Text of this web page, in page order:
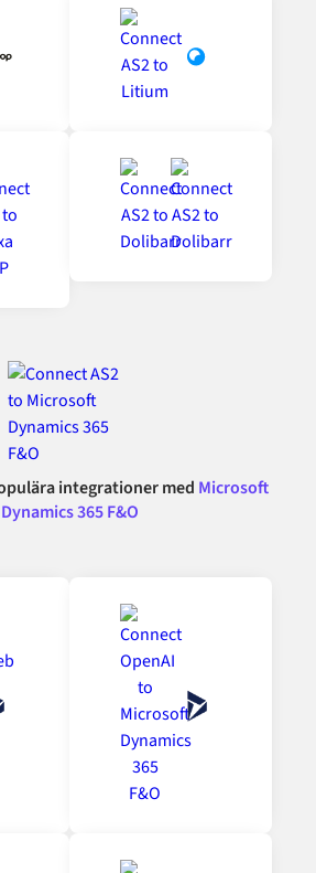
integrationer med Microsoft
Dynamics 365 F&O